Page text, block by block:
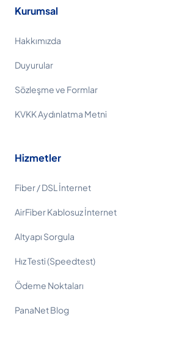
Kurumsal
Hakkımızda
Duyurular
Sözleşme ve Formlar
KVKK Aydınlatma Metni
Hizmetler
Fiber / DSL İnternet
AirFiber Kablosuz İnternet
Altyapı Sorgula
Hız Testi (Speedtest)
Ödeme Noktaları
PanaNet Blog